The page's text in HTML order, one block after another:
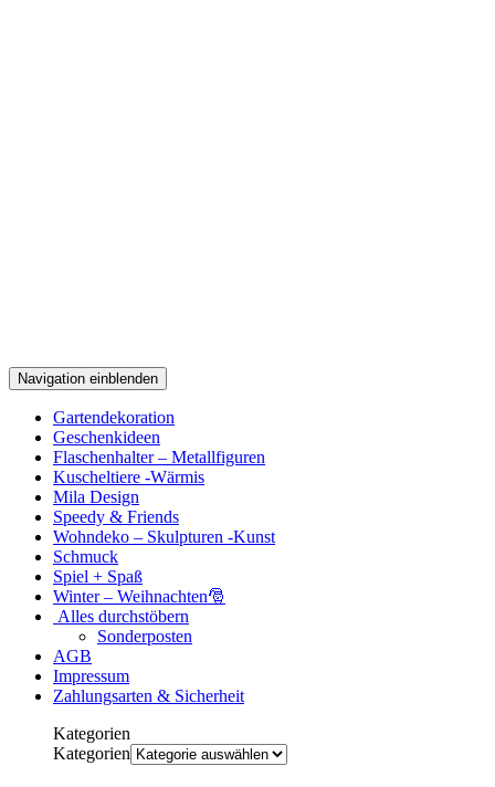
Navigation einblenden
Gartendekoration
Geschenkideen
Flaschenhalter – Metallfiguren
Kuscheltiere -Wärmis
Mila Design
Speedy & Friends
Wohndeko – Skulpturen -Kunst
Schmuck
Spiel + Spaß
Winter – Weihnachten🎅
Alles durchstöbern
Sonderposten
AGB
Impressum
Zahlungsarten & Sicherheit
Kategorien
Kategorien